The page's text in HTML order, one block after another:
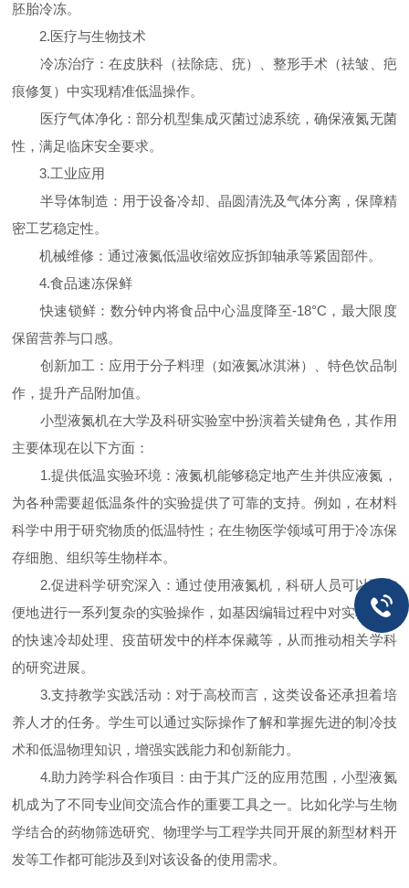
胚胎冷冻。
2.医疗与生物技术
冷冻治疗：在皮肤科（祛除痣、疣）、整形手术（祛皱、疤
痕修复）中实现精准低温操作。
医疗气体净化：部分机型集成灭菌过滤系统，确保液氮无菌
性，满足临床安全要求。
3.工业应用
半导体制造：用于设备冷却、晶圆清洗及气体分离，保障精
密工艺稳定性。
机械维修：通过液氮低温收缩效应拆卸轴承等紧固部件。
4.食品速冻保鲜
快速锁鲜：数分钟内将食品中心温度降至-18°C，最大限度
保留营养与口感。
创新加工：应用于分子料理（如液氮冰淇淋）、特色饮品制
作，提升产品附加值。
小型液氮机在大学及科研实验室中扮演着关键角色，其作用
主要体现在以下方面：
1.提供低温实验环境：液氮机能够稳定地产生并供应液氮，
为各种需要超低温条件的实验提供了可靠的支持。例如，在材料
科学中用于研究物质的低温特性；在生物医学领域可用于冷冻保
存细胞、组织等生物样本。
2.促进科学研究深入：通过使用液氮机，科研人员可以更方
便地进行一系列复杂的实验操作，如基因编辑过程中对实验材料
的快速冷却处理、疫苗研发中的样本保藏等，从而推动相关学科
的研究进展。
3.支持教学实践活动：对于高校而言，这类设备还承担着培
养人才的任务。学生可以通过实际操作了解和掌握先进的制冷技
术和低温物理知识，增强实践能力和创新能力。
4.助力跨学科合作项目：由于其广泛的应用范围，小型液氮
机成为了不同专业间交流合作的重要工具之一。比如化学与生物
学结合的药物筛选研究、物理学与工程学共同开展的新型材料开
发等工作都可能涉及到对该设备的使用需求。